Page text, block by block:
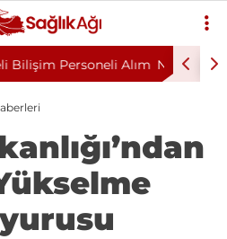
mi, Ameliyat mı? Bel ve Boyun
Tedavi Seçimi